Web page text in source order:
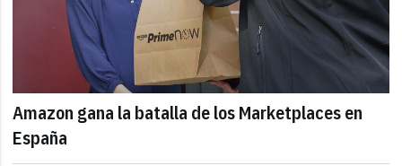
Amazon gana la batalla de los Marketplaces en
España